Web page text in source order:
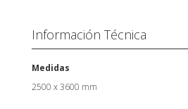
Información Técnica
Medidas
2500 x 3600 mm